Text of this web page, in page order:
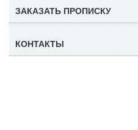
ЗАКАЗАТЬ ПРОПИСКУ
КОНТАКТЫ